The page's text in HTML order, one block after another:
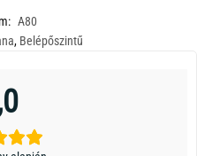
A80
, Belépőszintű